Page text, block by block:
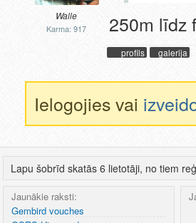
Walle
Karma: 917 250m līdz
profils galerija
Ielogojies vai
Lapu šobrīd skatās 6 lietotāji, no tiem
Jaunākie raksti:
Gembird vouches